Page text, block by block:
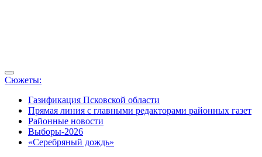
Сюжеты:
Газификация Псковской области
Прямая линия с главными редакторами районных газет
Районные новости
Выборы-2026
«Серебряный дождь»